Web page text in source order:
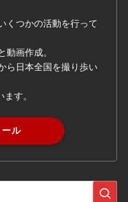
くつかの活動を行って
動画作成。
ら日本全国を撮り歩い
す。
ール